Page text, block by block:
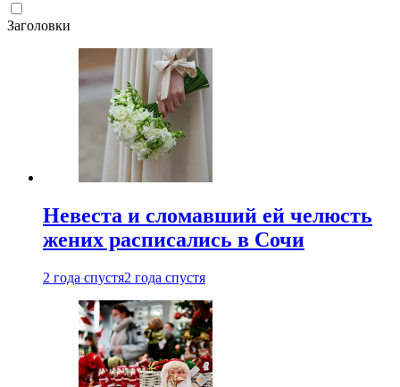
Заголовки
Невеста и сломавший ей челюсть
жених расписались в Сочи
2 года спустя2 года спустя